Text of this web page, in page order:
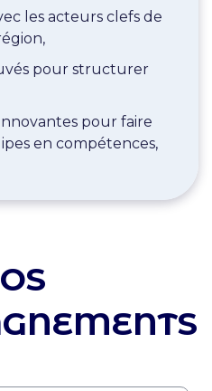
les acteurs clefs de
pour structurer
pour faire
en compétences,